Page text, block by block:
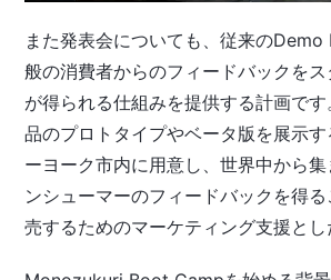
また発表会についても、従来の
般の消費者からのフィードバックを
が得られる仕組みを提供する計画で
品のプロトタイプやベータ版を展示す
ーヨーク市内に用意し、世界中から
ンシューマーのフィードバックを得
売するためのマーケティング支援とし